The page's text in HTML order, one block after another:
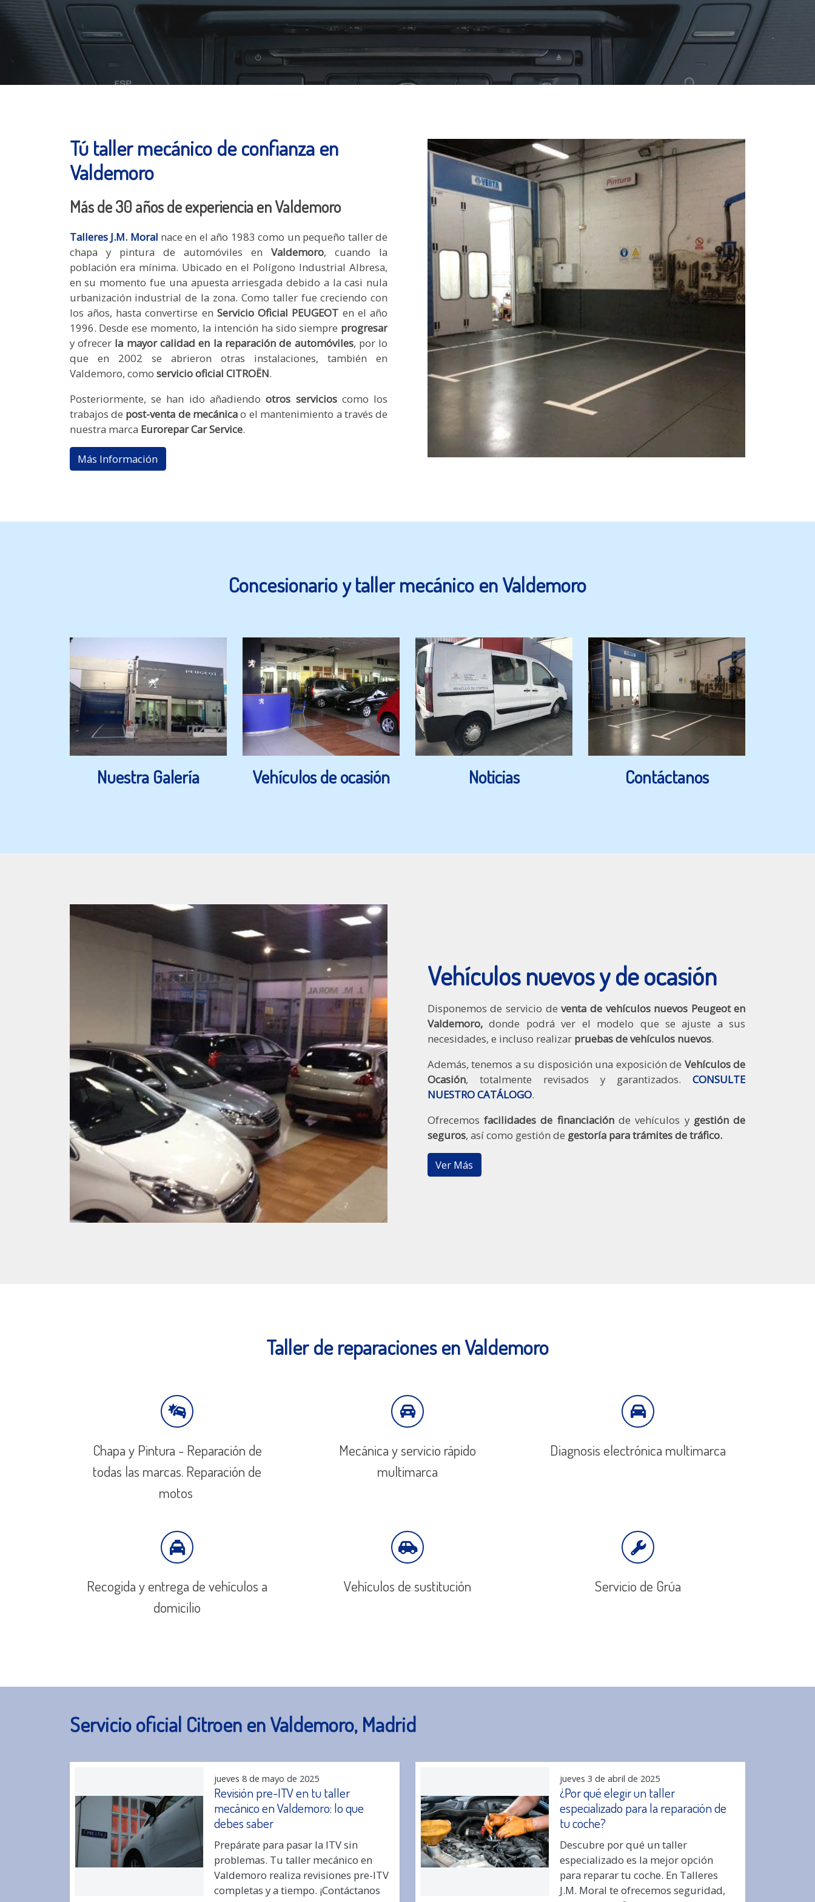
Tú taller mecánico de confianza en
Valdemoro
Más de 30 años de experiencia en Valdemoro
Talleres J.M. Moral nace en el año 1983 como un pequeño taller de
chapa y pintura de automóviles enValdemoro, cuando la
población era mínima. Ubicado en el Polígono Industrial Albresa,
en su momento fue una apuesta arriesgada debido a la casi nula
urbanización industrial de la zona. Como taller fue creciendo con
los años, hasta convertirse en Servicio Oficial PEUGEOT en el año
1996. Desde ese momento, la intención ha sido siempre progresar
y ofrecer la mayor calidad en la reparación de automóviles, por lo
que en 2002 se abrieron otras instalaciones, también en
Valdemoro, como servicio oficial CITROËN.
Posteriormente, se han ido añadiendootros servicioscomo los
trabajos de post-venta de mecánicao el mantenimiento a través de
nuestra marca Eurorepar Car Service.
Más Información
Concesionario y taller mecánico en Valdemoro
Nuestra Galería Vehículos de ocasión Noticias Contáctanos
Vehículos nuevos y de ocasión
Disponemos de servicio deventa de vehículos nuevos Peugeot en
Valdemoro,donde podrá ver el modelo que se ajuste a sus
necesidades, e incluso realizar pruebas de vehículos nuevos.
Además, tenemos a su disposición una exposición de Vehículos de
Ocasión, totalmente revisados y garantizados.CONSULTE
NUESTRO CATÁLOGO.
Ofrecemosfacilidades de financiaciónde vehículos y gestión de
seguros, así como gestión de gestoría para trámites de tráfico.
Ver Más
Taller de reparaciones en Valdemoro
Chapa y Pintura - Reparación de
todas las marcas. Reparación de
motos
Mecánica y servicio rápido
multimarca
Diagnosis electrónica multimarca
Recogida y entrega de vehículos a
domicilio
Vehículos de sustitución Servicio de Grúa
Servicio oficial Citroen en Valdemoro, Madrid
jueves 8 de mayo de 2025
Revisión pre-ITV en tu taller
mecánico en Valdemoro: lo que
debes saber
Prepárate para pasar la ITV sin
problemas. Tu taller mecánico en
Valdemoro realiza revisiones pre-ITV
completas y a tiempo. ¡Contáctanos
jueves 3 de abril de 2025
¿Por qué elegir un taller
especializado para la reparación de
tu coche?
Descubre por qué un taller
especializado es la mejor opción
para reparar tu coche. En Talleres
J.M. Moral te ofrecemos seguridad,